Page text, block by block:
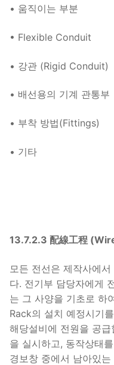
• 움직이는 부분
• Flexible Conduit
• 강관 (Rigid Conduit)
• 배선용의 기계 관통부
• 부착 방법(Fittings)
• 기타
13.7.2.3 配線工程
모든 전선은 제작사에
다. 전기부 담당자에게
는 그 사양을 기초로 하
Rack의 설치 예정시기
해당설비에 전원을 공
을 실시하고, 동작상태
경보창 중에서 남아있